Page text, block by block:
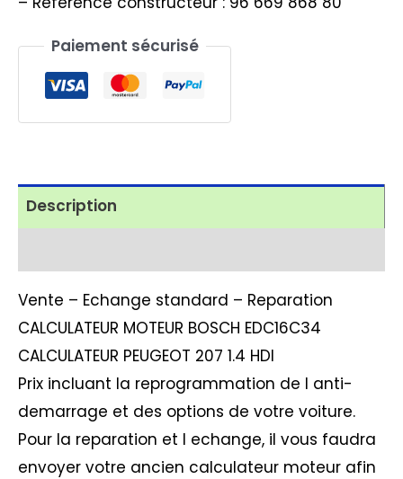
Paiement sécurisé
Description
Vente – Echange standard – Reparation
CALCULATEUR MOTEUR BOSCH EDC16C34
CALCULATEUR PEUGEOT 207 1.4 HDI
Prix incluant la reprogrammation de l anti-
demarrage et des options de votre voiture.
Pour la reparation et l echange, il vous faudra
envoyer votre ancien calculateur moteur afin